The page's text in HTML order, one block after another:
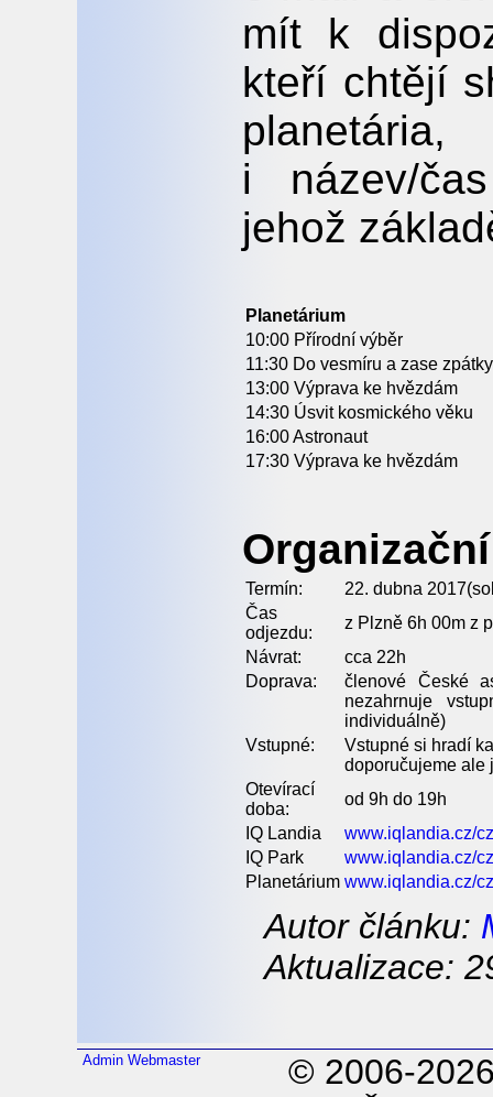
mít k
kteří chtějí
i název/
jehož
Planetárium
10:00 Přírodní výběr
11:30 Do vesmíru a zase
13:00 Výprava ke hvězdám
14:30 Úsvit kosmického věku
16:00 Astronaut
17:30 Výprava ke hvězdám
Termín:
22. dubna
Čas
odjezdu:
z Plzně 6h 00m z
Návrat:
cca 22h
Doprava:
členové České
nezahrnuje
individuálně)
Vstupné:
Vstupné si hradí
doporučujeme ale
Otevírací
doba:
od 9h do 19h
IQ Landia
www.iqlandia.cz/cz
IQ Park
www.iqlandia.cz/
Planetárium www.iqlandia.cz/
Autor článku:
Aktualizace:
Admin Webmaster
© 2006-